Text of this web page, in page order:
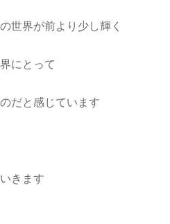
世界が前より少し輝く
にとって
だと感じています
きます